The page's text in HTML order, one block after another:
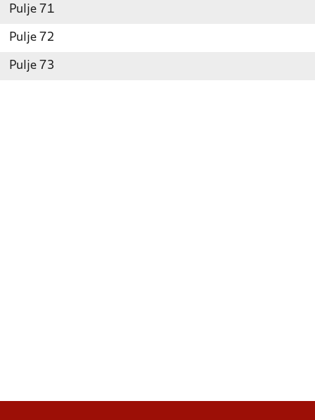
Pulje 71
Pulje 72
Pulje 73